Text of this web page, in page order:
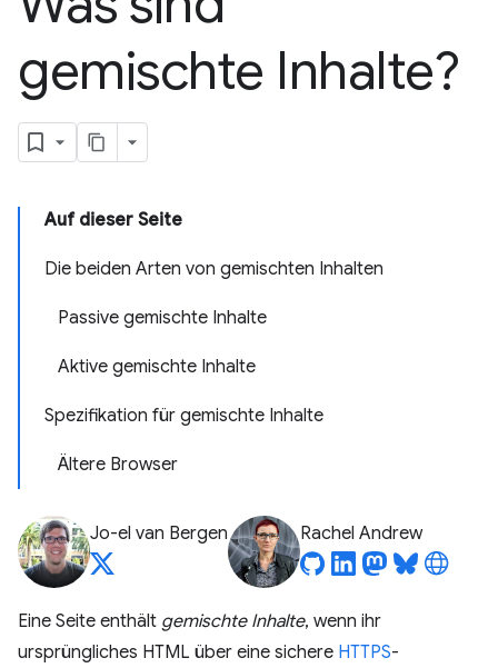
gemischte Inhalte?
Auf dieser Seite
Die beiden Arten von gemischten Inhalten
Passive gemischte Inhalte
Aktive gemischte Inhalte
Spezifikation für gemischte Inhalte
Ältere Browser
Jo-el van Bergen Rachel Andrew
Eine Seite enthält gemischte Inhalte, wenn ihr
ursprüngliches HTML über eine sichere HTTPS-